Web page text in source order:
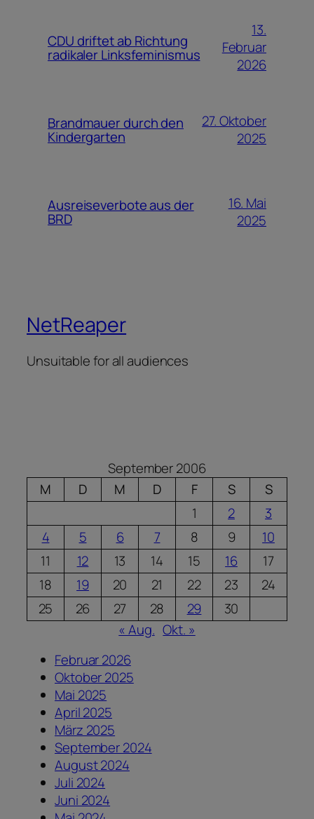
CDU driftet ab Richtung
radikaler Linksfeminismus
13.
Februar
2026
Brandmauer durch den
Kindergarten
27. Oktober
2025
Ausreiseverbote aus der
BRD
16. Mai
2025
NetReaper
Unsuitable for all audiences
September 2006
M
D M D F S
S
1
2
3
4
5 6 7 8 9
10
11
12 13 14 15 16
17
18
19 20 21 22 23
24
25
26 27 28 29
30
« Aug. Okt. »
Februar 2026
Oktober 2025
Mai 2025
April 2025
März 2025
September 2024
August 2024
Juli 2024
Juni 2024